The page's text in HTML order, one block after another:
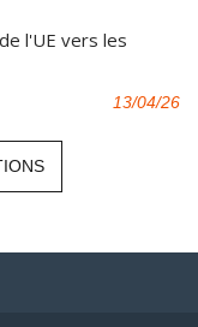
l'UE vers les
13/04/26